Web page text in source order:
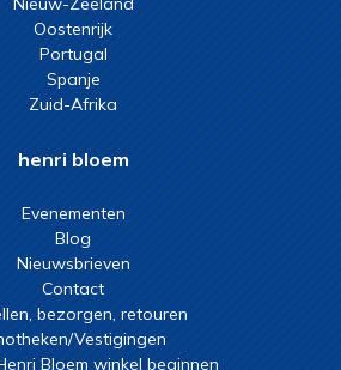
Oostenrijk
Portugal
Spanje
Zuid-Afrika
henri bloem
Evenementen
Blog
Nieuwsbrieven
Contact
bezorgen, retouren
Vestigingen
Bloem winkel beginnen